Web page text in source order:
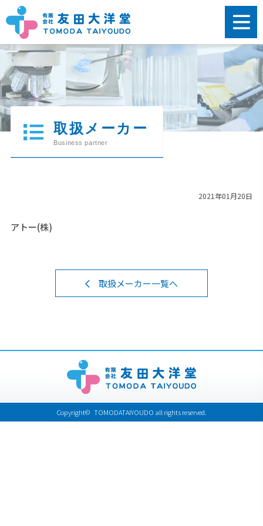
2021年01月20日
アトー(株)
取扱メーカー一覧へ
Copyright© TOMODATAIYOUDO all rights reserved.